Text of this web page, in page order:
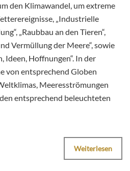
den Klimawandel, um extreme
„Industrielle
„Raubbau an den Tieren“,
Vermüllung der Meere“, sowie
Ideen, Hoffnungen“. In der
von entsprechend Globen
Meeresströmungen
entsprechend beleuchteten
Weiterlesen